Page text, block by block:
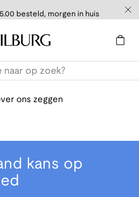
besteld, morgen in huis
ons zeggen
kans op